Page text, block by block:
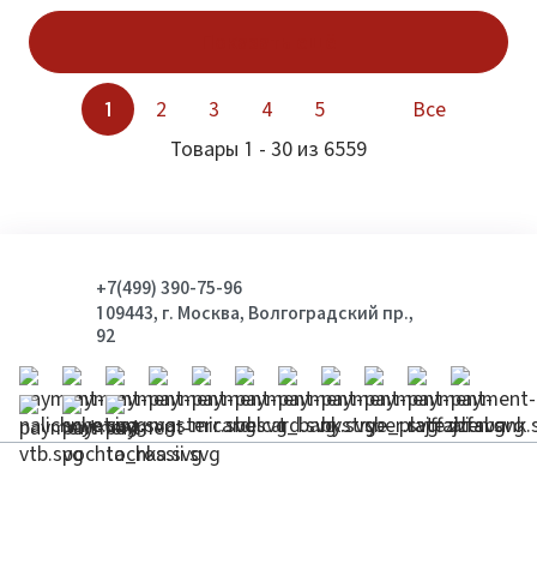
1 2 3 4 5
Все
Товары 1 - 30 из 6559
+7(499) 390-75-96
109443, г. Москва, Волгоградский пр.,
92